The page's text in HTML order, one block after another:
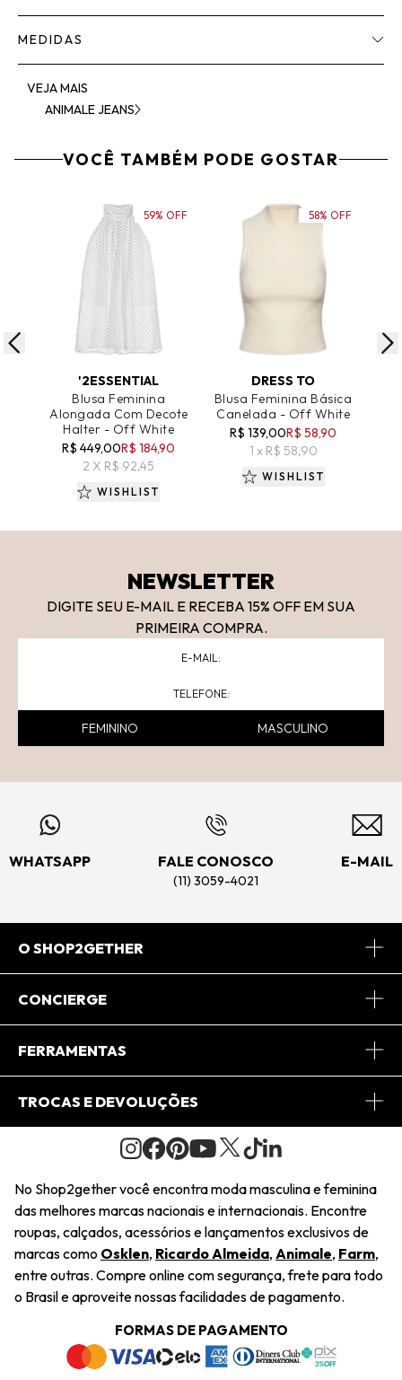
MEDIDAS
VEJA MAIS
ANIMALE JEANS
VOCÊ TAMBÉM PODE GOSTAR
ADICIONAR AO CARRINHO
'2ESSENTIAL
Blusa Feminina
Alongada Com Decote
Halter - Off White
R$ 449,00R$ 184,90
2 X R$ 92,45
59% OFF
WISHLIST
ADICIONAR AO CARRINHO
DRESS TO
Blusa Feminina Básica
Canelada - Off White
R$ 139,00R$ 58,90
1 x R$ 58,90
58% OFF
WISHLIST
NEWSLETTER
DIGITE SEU E-MAIL E RECEBA 15% OFF EM SUA
PRIMEIRA COMPRA.
FEMININO MASCULINO
WHATSAPP FALE CONOSCO
(11) 3059-4021
E-MAIL
O SHOP2GETHER
Sobre Nós
Journal
Saiu na Mídia
Sustentabilidade
Navegando
Termos e Condições
CONCIERGE
Central de Relacionamento
Regulamento e Promoções
FERRAMENTAS
Minha Conta
Pedido de Presente
Wishlist
TROCAS E DEVOLUÇÕES
Condições Gerais
Troca Fácil
Restituição de Pagamento
Dúvidas Frequentes
Termos e Condições
Política de Privacidade
No Shop2gether você encontra moda masculina e feminina
das melhores marcas nacionais e internacionais. Encontre
roupas, calçados, acessórios e lançamentos exclusivos de
marcas como Osklen, Ricardo Almeida, Animale, Farm,
entre outras. Compre online com segurança, frete para todo
o Brasil e aproveite nossas facilidades de pagamento.
FORMAS DE PAGAMENTO